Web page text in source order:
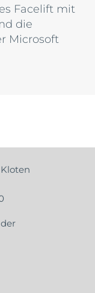
Facelift mit
die
Microsoft